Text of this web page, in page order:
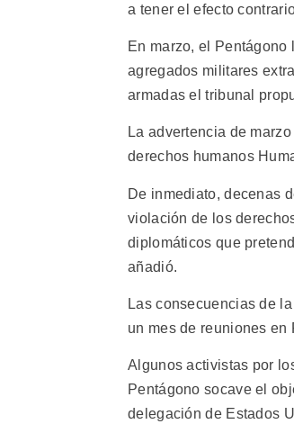
a tener el efecto
En marzo, el
agregados militares
armadas el tribunal
La advertencia de
derechos humanos
De inmediato, decenas
violación de los
diplomáticos que
añadió.
Las consecuencias de
un mes de reuniones en
Algunos activistas por
Pentágono socave el
delegación de Estados